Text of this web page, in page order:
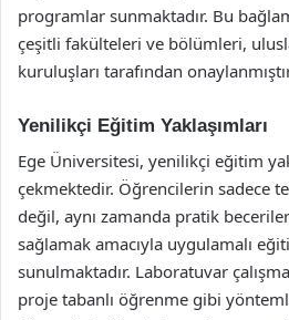
programlar sunmaktadır. Bu
çeşitli fakülteleri ve bölümleri,
kuruluşları tarafından
Yenilikçi Eğitim Yaklaşımları
Ege Üniversitesi, yenilikçi eğitim
çekmektedir. Öğrencilerin sadece
değil, aynı zamanda pratik
sağlamak amacıyla uygulamalı
sunulmaktadır. Laboratuvar
proje tabanlı öğrenme gibi